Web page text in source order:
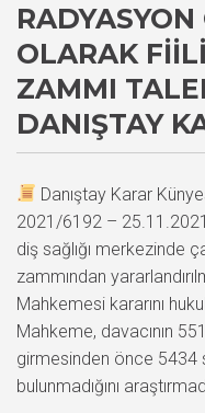
OLARAK
ZAMMI
DANIŞTAY
Danıştay Karar
2021/6192 – 25.11.2021
diş sağlığı merkezinde
zammından
Mahkemesi kararını
Mahkeme, davacının
girmesinden önce 5434
bulunmadığını